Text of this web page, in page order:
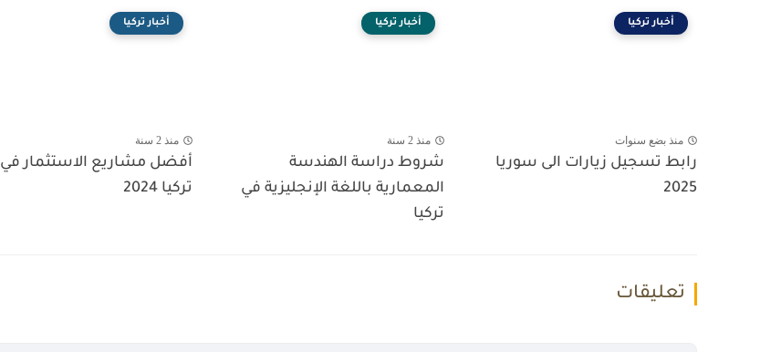
أخبار تركيا
منذ بضع سنوات
رابط تسجيل زيارات الى سوريا
2025
أخبار تركيا
منذ 2 سنة
شروط دراسة الهندسة
المعمارية باللغة الإنجليزية في
تركيا
أخبار تركيا
منذ 2 سنة
أفضل مشاريع الاستثمار في
تركيا 2024
تعليقات